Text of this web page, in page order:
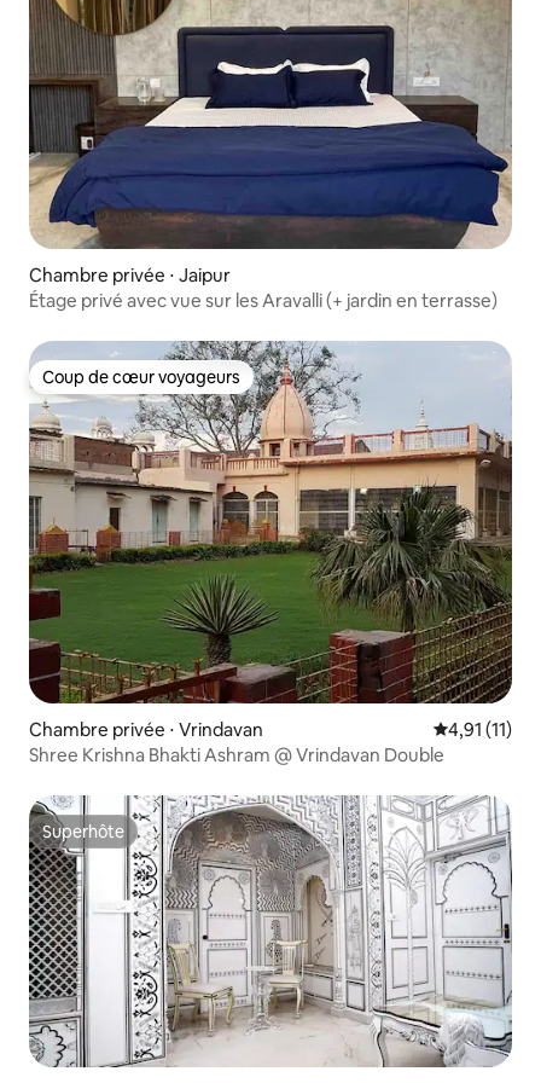
Chambre privée ⋅ Jaipur
Étage privé avec vue sur les Aravalli (+ jardin en terrasse)
Coup de cœur voyageurs
Coup de cœur voyageurs
Chambre privée ⋅ Vrindavan Évaluation
4,91 (11)
Shree Krishna Bhakti Ashram @ Vrindavan Double
Superhôte
Superhôte